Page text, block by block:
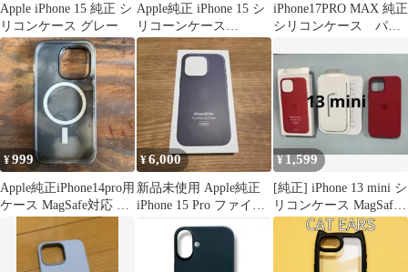
Apple iPhone 15 純正 シ
リコンケース グレー
Apple純正 iPhone 15 シ
リコーンケース
MagSafe グレー
iPhone17PRO MAX 純正
シリコンケース パー
¥999
Apple純正iPhone14pro用
ケース MagSafe対応 マ
¥6,000
新品未使用 Apple純正
iPhone 15 Pro ファイン
¥1,599
[純正] iPhone 13 mini シ
リコンケース MagSafe
RED